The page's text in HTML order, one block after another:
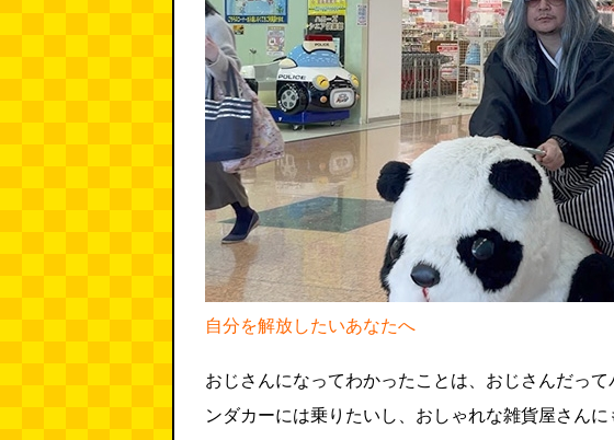
自分を解放したいあなたへ
おじさんになってわかったことは、おじさんだって
ンダカーには乗りたいし、おしゃれな雑貨屋さんに